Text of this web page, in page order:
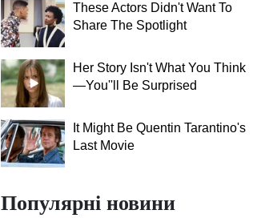
These Actors Didn't Want To
Share The Spotlight
Her Story Isn't What You Think
—You''ll Be Surprised
It Might Be Quentin Tarantino's
Last Movie
Популярні новини